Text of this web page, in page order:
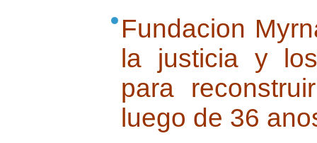
Fundacion
la justicia y
para
luego de 36